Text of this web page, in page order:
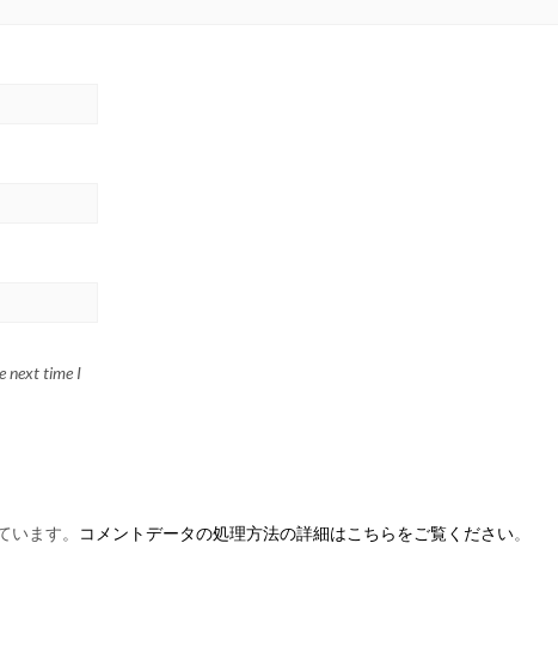
next time I
ます。 コメントデータの処理方法の詳細はこちらをご覧ください。